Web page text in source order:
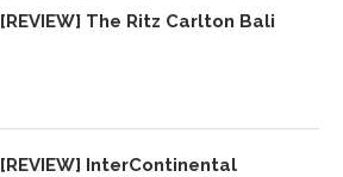
[REVIEW] The Ritz Carlton Bali
[REVIEW] InterContinental